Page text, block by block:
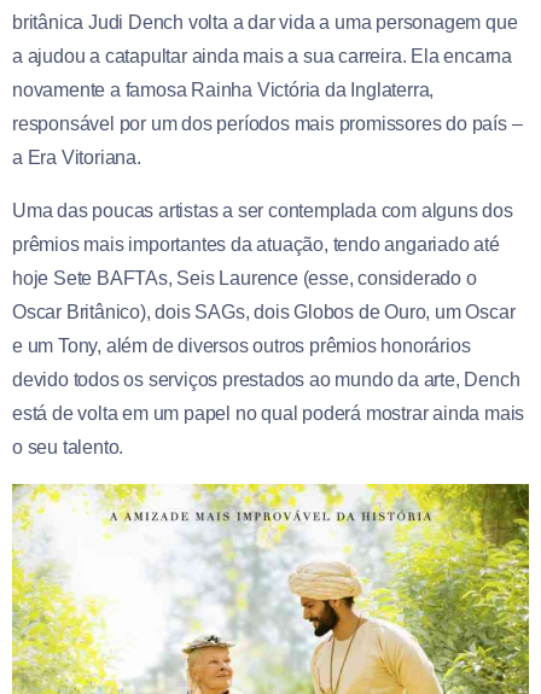
britânica Judi Dench volta a dar vida a uma personagem que
a ajudou a catapultar ainda mais a sua carreira. Ela encarna
novamente a famosa Rainha Victória da Inglaterra,
responsável por um dos períodos mais promissores do país –
a Era Vitoriana.
Uma das poucas artistas a ser contemplada com alguns dos
prêmios mais importantes da atuação, tendo angariado até
hoje Sete BAFTAs, Seis Laurence (esse, considerado o
Oscar Britânico), dois SAGs, dois Globos de Ouro, um Oscar
e um Tony, além de diversos outros prêmios honorários
devido todos os serviços prestados ao mundo da arte, Dench
está de volta em um papel no qual poderá mostrar ainda mais
o seu talento.